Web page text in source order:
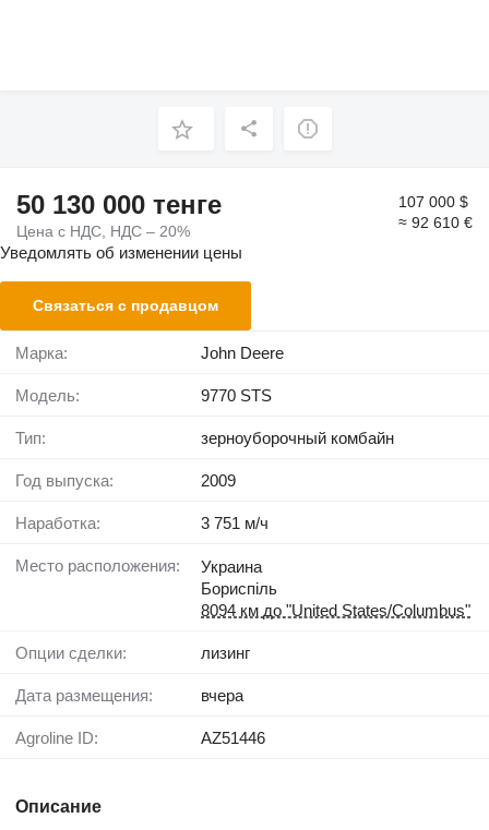
50 130 000 тенге
Цена с НДС, НДС – 20%
107 000 $
≈ 92 610 €
Уведомлять об изменении цены
Связаться с продавцом
Марка: John Deere
Модель: 9770 STS
Тип: зерноуборочный комбайн
Год выпуска: 2009
Наработка: 3 751 м/ч
Место расположения:
Украина
Бориспіль
8094 км до "United States/Columbus"
Опции сделки: лизинг
Дата размещения: вчера
Agroline ID: AZ51446
Описание